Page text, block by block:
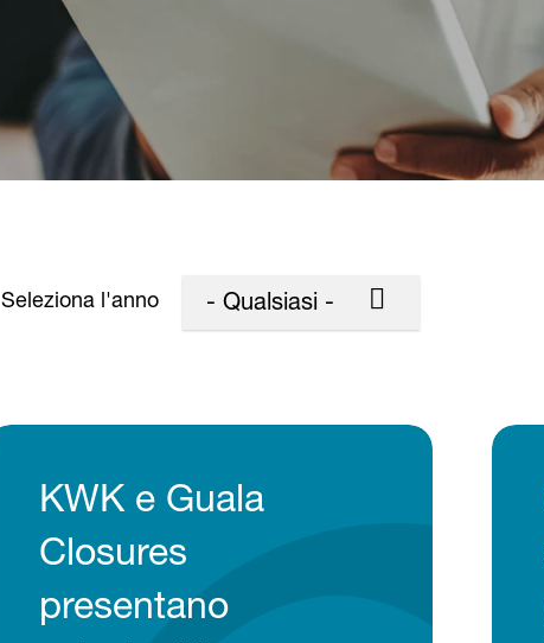
Seleziona l'anno - Qualsiasi -
KWK e Guala
Closures
presentano